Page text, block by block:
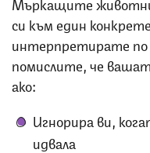
си към един
интерпретирате
помислите, че
ако:
Игнорира ви,
идвала